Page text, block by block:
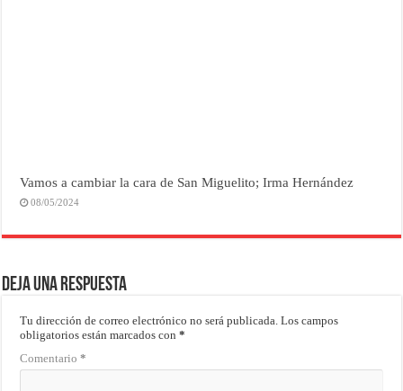
Vamos a cambiar la cara de San Miguelito; Irma Hernández
08/05/2024
Deja una respuesta
Tu dirección de correo electrónico no será publicada. Los campos
obligatorios están marcados con*
Comentario*